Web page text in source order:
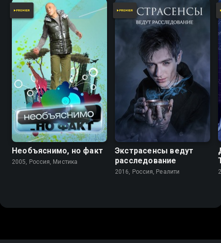
Необъяснимо, но факт
2005, Россия, Мистика
Экстрасенсы ведут
расследование
2016, Россия, Реалити